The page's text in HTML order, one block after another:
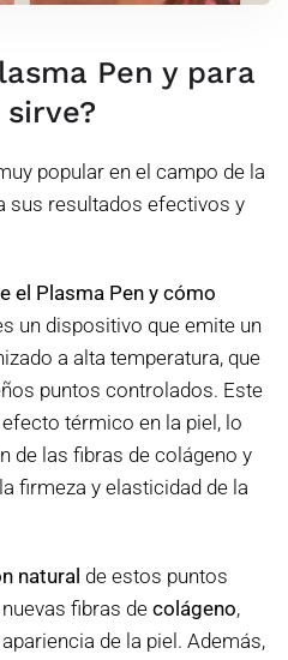
Pen y para
popular en el campo de la
sus resultados efectivos y
el Plasma Pen y cómo
un dispositivo que emite un
a alta temperatura, que
puntos controlados. Este
térmico en la piel, lo
de las fibras de colágeno y
firmeza y elasticidad de la
natural de estos puntos
fibras decolágeno,
de la piel. Además,